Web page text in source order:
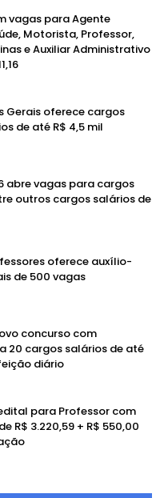
vagas para Agente
Motorista, Professor,
e Auxiliar Administrativo
Gerais oferece cargos
de até R$ 4,5 mil
abre vagas para cargos
outros cargos salários de
oferece auxílio-
de 500 vagas
concurso com
20 cargos salários de até
diário
para Professor com
R$ 3.220,59 + R$ 550,00